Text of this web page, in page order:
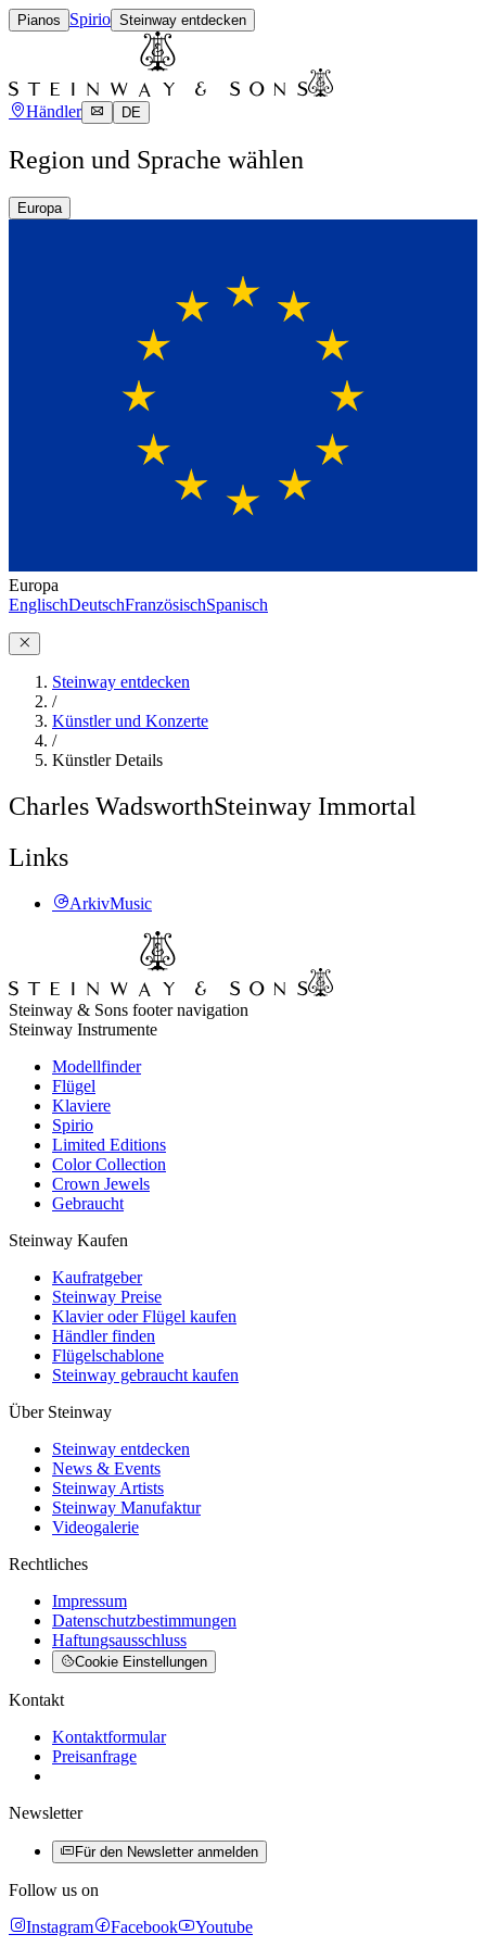
Pianos Spirio Steinway entdecken
Händler DE
Region und Sprache wählen
Europa
Europa
EnglischDeutschFranzösischSpanisch
Steinway entdecken
/
Künstler und Konzerte
/
Künstler Details
Charles WadsworthSteinway Immortal
Links
ArkivMusic
Steinway & Sons footer navigation
Steinway Instrumente
Modellfinder
Flügel
Klaviere
Spirio
Limited Editions
Color Collection
Crown Jewels
Gebraucht
Steinway Kaufen
Kaufratgeber
Steinway Preise
Klavier oder Flügel kaufen
Händler finden
Flügelschablone
Steinway gebraucht kaufen
Über Steinway
Steinway entdecken
News & Events
Steinway Artists
Steinway Manufaktur
Videogalerie
Rechtliches
Impressum
Datenschutzbestimmungen
Haftungsausschluss
Cookie Einstellungen
Kontakt
Kontaktformular
Preisanfrage
Newsletter
Für den Newsletter anmelden
Follow us on
Instagram
Facebook Youtube